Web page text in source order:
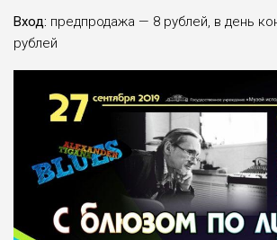
Вход: предпродажа — 8 рублей, в день
рублей